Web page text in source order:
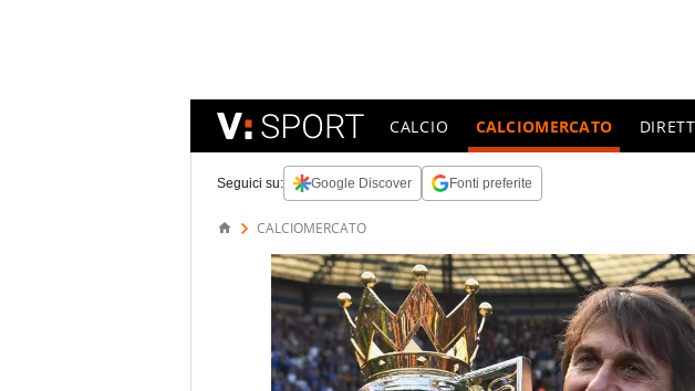
CALCIO CALCIOMERCATO
Seguici su: Google Discover Fonti preferite
CALCIOMERCATO